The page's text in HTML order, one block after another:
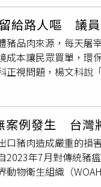
15週，屬於世紀病
瘟，豬肉都應徹底
列為應通報疾病，
員夾帶等途徑傳播
面損失慘重。
員駐場指導開挖掩
提出計劃改建海埔場
激勵機制，讓專業
司董事長李嘉榮等人
災戶修繕情形，指示
指示台水公司配合
已有132戶受災戶表
完工。另針對中低收
此次自來水公司媒合
給路人嘔 議
豬品肉來源，每天屠
成本讓民眾買單，
正視問題，楊文科說
新庄里大約100多戶
，結果胃酸滾滾翻
萬2千元，建造使用
肉品市場這2年用在
廢水處理、沈澱池
說明，出現斃死豬及
案例發生 台灣
口豬肉造成嚴重的
2023年7月對傳統豬
動物衛生組織（